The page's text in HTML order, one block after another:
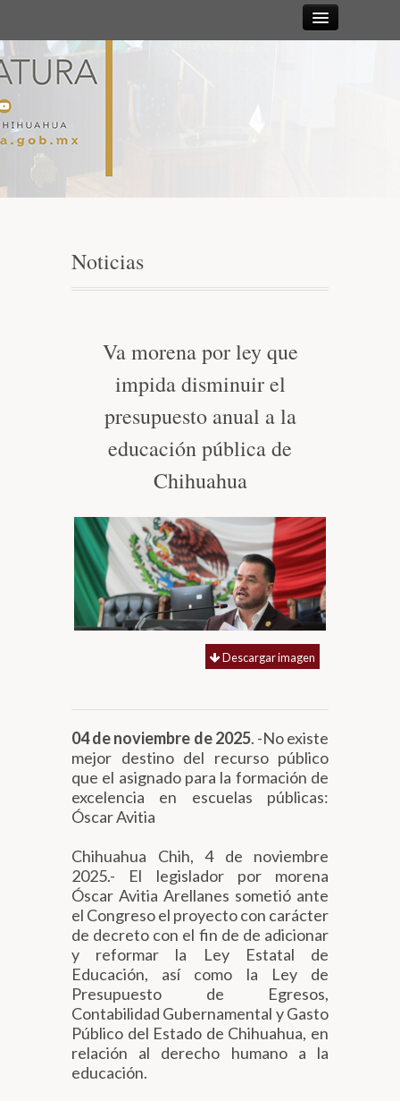
Mesa Directiva y Diputación Permanente
Comisiones
Secretarías
Transparencia
Noticias
Va morena por ley que
impida disminuir el
presupuesto anual a la
educación pública de
Chihuahua
Descargar imagen
04 de noviembre de 2025. -No existe
mejor destino del recurso público
que el asignado para la formación de
excelencia en escuelas públicas:
Óscar Avitia
Chihuahua Chih, 4 de noviembre
2025.- El legislador por morena
Óscar Avitia Arellanes sometió ante
el Congreso el proyecto con carácter
de decreto con el fin de de adicionar
y reformar la Ley Estatal de
Educación, así como la Ley de
Presupuesto de Egresos,
Contabilidad Gubernamental y Gasto
Público del Estado de Chihuahua, en
relación al derecho humano a la
educación.